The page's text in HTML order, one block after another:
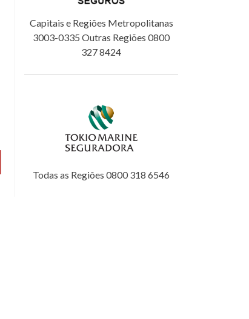
Capitais e Regiões Metropolitanas
3003-0335 Outras Regiões 0800
327 8424
Todas as Regiões 0800 318 6546